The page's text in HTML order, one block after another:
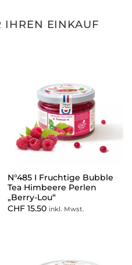
IHREN EINKAUF
N°485 I Fruchtige Bubble
Tea Himbeere Perlen
„Berry-Lou“
CHF15.50 inkl. Mwst.